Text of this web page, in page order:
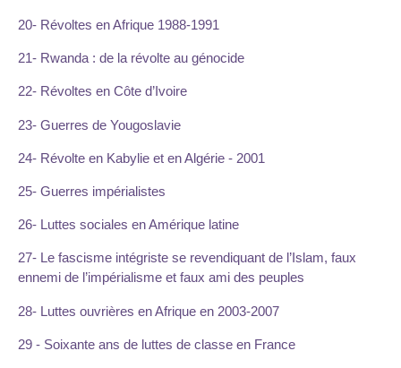
20- Révoltes en Afrique 1988-1991
21- Rwanda : de la révolte au génocide
22- Révoltes en Côte d’Ivoire
23- Guerres de Yougoslavie
24- Révolte en Kabylie et en Algérie - 2001
25- Guerres impérialistes
26- Luttes sociales en Amérique latine
27- Le fascisme intégriste se revendiquant de l’Islam, faux
ennemi de l’impérialisme et faux ami des peuples
28- Luttes ouvrières en Afrique en 2003-2007
29 - Soixante ans de luttes de classe en France